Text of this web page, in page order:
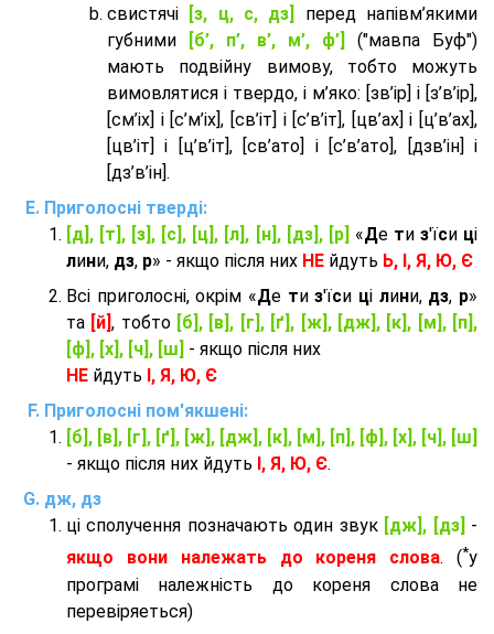
cвистячі
[з, ц, с, дз]
перед напівм’якими
губними
[б’, п’, в’, м’, ф’]
("мавпа Буф")
мають подвійну вимову, тобто можуть
вимовлятися і твердо, і м’яко: [зв’ір] і [з’в’ір],
[см’іх] і [с’м’іх], [св’іт] і [с’в’іт], [цв’ах] і [ц’в’ах],
[цв’іт] і [ц’в’іт], [св’ато] і [с’в’ато], [дзв’iн] і
[дз’в’iн].
Приголосні тверді:
[д], [т], [з], [с], [ц], [л], [н], [дз], [р] «Де ти з'їси ці
лини, дз, р» - якщо після них НЕ йдуть Ь, І, Я, Ю, Є
Всі приголосні, окрім «Де тиз'їси ці лини, дз, р»
та [й], тобто [б], [в], [г], [ґ], [ж], [дж], [к], [м], [п],
[ф], [х], [ч], [ш] - якщо після них
НЕ йдуть І, Я, Ю, Є
Приголосні пом'якшені:
[б], [в], [г], [ґ], [ж], [дж], [к], [м], [п], [ф], [х], [ч], [ш]
- якщо після них йдуть І, Я, Ю, Є.
дж, дз
ці сполучення позначають один звук [дж], [дз] -
якщо вони належать до кореня слова. (*у
програмі належність до кореня слова не
перевіряеться)